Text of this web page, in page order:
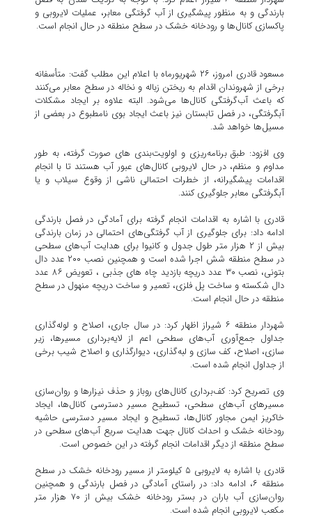
بارندگی و به منظور پیشگیری از آب گرفتگی معابر، عملیات لایروبی و
پاکسازی کانال‌ها و رودخانه خشک در سطح منطقه در حال انجام است.
مسعود قادری امروز، ۲۶ شهریورماه با اعلام این مطلب گفت: متأسفانه
برخی از شهروندان اقدام به ریختن زباله و نخاله در سطح معابر می‌کنند
که باعث آب‌گرفتگی کانال‌ها می‌شود. البته علاوه بر ایجاد مشکلات
آبگرفتگی، در فصل تابستان نیز باعث ایجاد بوی نامطبوع در بعضی از
مسیل‌ها خواهد شد.
وی افزود: طبق برنامه‌ریزی و اولویت‌بندی های صورت گرفته، به طور
مداوم و منظم، در حال لایروبی کانال‌های عبور آب هستند تا با انجام
اقدامات پیشگیرانه، از خطرات احتمالی ناشی از وقوع سیلاب و یا
آبگرفتگی معابر جلوگیری کنند.
قادری با اشاره به اقدامات انجام گرفته برای آمادگی در فصل بارندگی
ادامه داد: برای جلوگیری از آب گرفتگی‌های احتمالی در زمان بارندگی
بیش از ۲ هزار متر طول جدول و کانیوا برای هدایت آب‌های سطحی
در سطح منطقه شش اجرا شده است و همچنین نصب ۲۰۰ عدد دال
بتونی، نصب ۳۰ عدد دریچه بازدید چاه های جذبی ، تعویض ۸۶ عدد
دال‌ شکسته و ساخت پل فلزی، تعمیر و ساخت دریچه منهول در سطح
منطقه در حال انجام است.
شهردار منطقه ۶ شیراز اظهار کرد: در سال جاری، اصلاح و لوله‌گذاری
جداول جمع‌آوری آب‌های سطحی اعم از لایه‌برداری مسیرها، زیر
سازی، اصلاح، کف سازی و لبه‌گذاری، دیوارگذاری و اصلاح شیب برخی
از جداول انجام شده است.
وی تصریح کرد: کف‌برداری کانال‌های روباز و حذف نیزارها و روان‌سازی
مسیرهای آب‌های سطحی، تسطیح مسیر دسترسی کانال‌ها، ایجاد
خاکریز ایمن مجاور کانال‌ها، تسطیح و ایجاد مسیر دسترسی حاشیه
رودخانه خشک و احداث کانال جهت هدایت سریع آب‌های سطحی در
سطح منطقه از دیگر اقدامات انجام گرفته در این خصوص است.
قادری با اشاره به لایروبی ۵ کیلومتر از مسیر رودخانه خشک در سطح
منطقه ۶، ادامه داد: در راستای آمادگی در فصل بارندگی و همچنین
روان‌سازی آب باران در بستر رودخانه خشک بیش از ۷۰ هزار متر
مکعب لایروبی انجام شده است.